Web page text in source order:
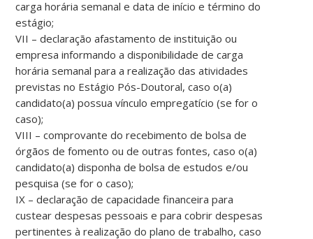
carga horária semanal e data de início e término do
estágio;
VII – declaração afastamento de instituição ou
empresa informando a disponibilidade de carga
horária semanal para a realização das atividades
previstas no Estágio Pós-Doutoral, caso o(a)
candidato(a) possua vínculo empregatício (se for o
caso);
VIII – comprovante do recebimento de bolsa de
órgãos de fomento ou de outras fontes, caso o(a)
candidato(a) disponha de bolsa de estudos e/ou
pesquisa (se for o caso);
IX – declaração de capacidade financeira para
custear despesas pessoais e para cobrir despesas
pertinentes à realização do plano de trabalho, caso